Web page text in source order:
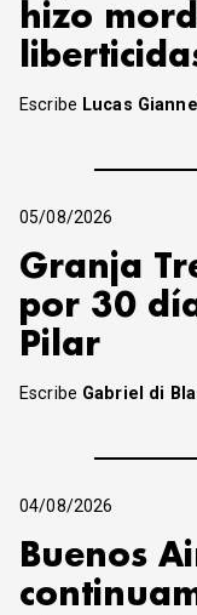
hizo
Escribe Lucas
05/08/2026
Granja
por 30
Pilar
Escribe Gabriel di
04/08/2026
Buenos